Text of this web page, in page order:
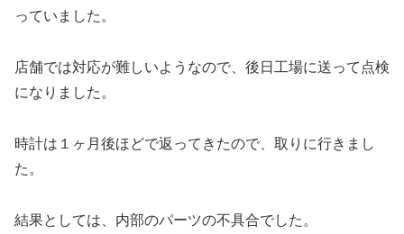
っていました。
店舗では対応が難しいようなので、後日工場に送って点検
になりました。
時計は１ヶ月後ほどで返ってきたので、取りに行きまし
た。
結果としては、内部のパーツの不具合でした。